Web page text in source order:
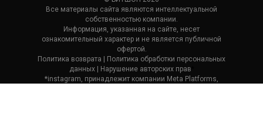
Все материалы сайта являются интеллектуальной
собственностью компании.
Информация, указанная на сайте, несет
ознакомительный характер и не является публичной
офертой.
Политика возврата | Политика обработки персональных
данных | Нарушение авторских прав
*instagram, принадлежит компании Meta Platforms,